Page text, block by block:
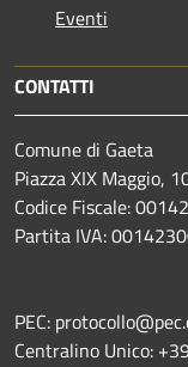
Eventi
CONTATTI
Comune di Gaeta
Piazza XIX Maggio,
Codice Fiscale:
Partita IVA:
PEC:
Centralino Unico: